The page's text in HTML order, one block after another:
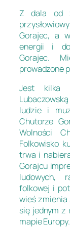
Z dala od
Gorajec, a
energii i
Gorajec.
prowadzone
Jest kilka
ludzie i
Chutorze
Wolności
Folkowisko
trwa i
Gorajcu
ludowych,
folkowej i
wieś
się jednym z
mapie Europy.